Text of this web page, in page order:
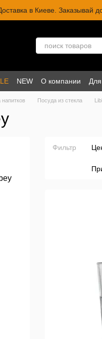
в Киеве. Заказывай
NEW О компании
Посуда из стекла
Фильтр